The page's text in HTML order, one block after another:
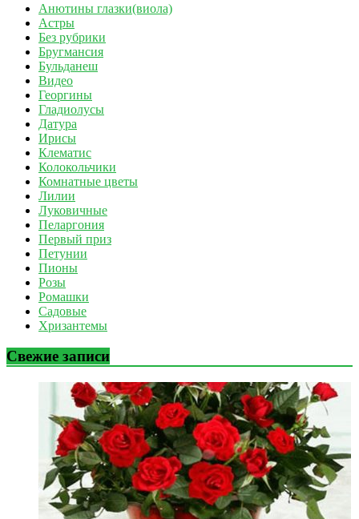
Анютины глазки(виола)
Астры
Без рубрики
Бругмансия
Бульданеш
Видео
Георгины
Гладиолусы
Датура
Ирисы
Клематис
Колокольчики
Комнатные цветы
Лилии
Луковичные
Пеларгония
Первый приз
Петунии
Пионы
Розы
Ромашки
Садовые
Хризантемы
Свежие записи